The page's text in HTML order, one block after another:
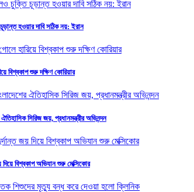
হওয়ার দাবি সঠিক নয়: ইরান
বিশ্বকাপ শুরু দক্ষিণ কোরিয়ার
সিরিজ জয়, প্রধানমন্ত্রীর অভিনন্দন
দিয়ে বিশ্বকাপ অভিযান শুরু মেক্সিকোর